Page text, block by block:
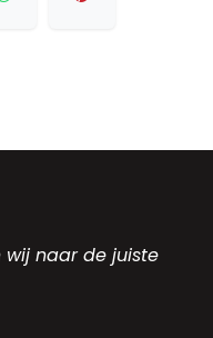
wij naar de juiste